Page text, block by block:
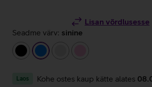
Lisan võrdlusesse
Seadme värv: sinine
must
sinine
Laos Kohe ostes kaup kätte alates